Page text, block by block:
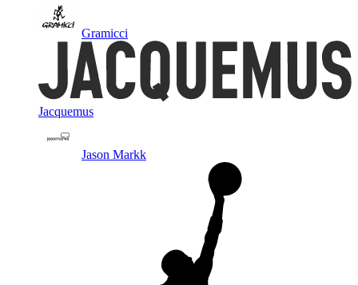
Gramicci
Jacquemus
Jason Markk